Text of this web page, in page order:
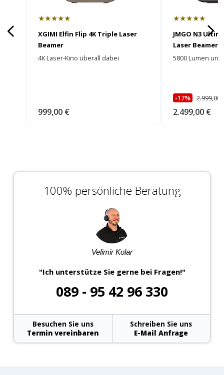
★★★★★
XGIMI Elfin Flip 4K Triple Laser
Beamer
4K Laser-Kino überall dabei
999,00 €
★★★★★
JMGO N3
Laser Beamer
5800 Lumen
-17% 2.999,00
2.499,00 €
100% persönliche Beratung
Velimir Kolar
"Ich unterstütze Sie gerne bei Fragen!"
089 - 95 42 96 330
Besuchen Sie uns
Termin vereinbaren
Schreiben Sie uns
E-Mail Anfrage